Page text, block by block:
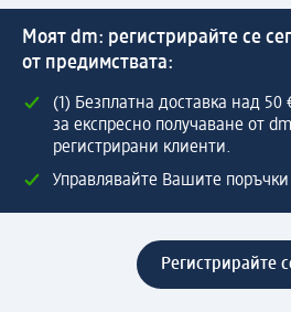
Моят dm: регистрирайте се
от предимствата:
(1) Безплатна доставка над 50
за експресно получаване от
регистрирани клиенти.
Управлявайте Вашите
Регистрирайте